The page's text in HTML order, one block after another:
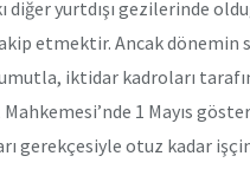
diğer yurtdışı gezilerinde
etmektir. Ancak
iktidar kadroları
1 Mayıs
gerekçesiyle otuz kadar